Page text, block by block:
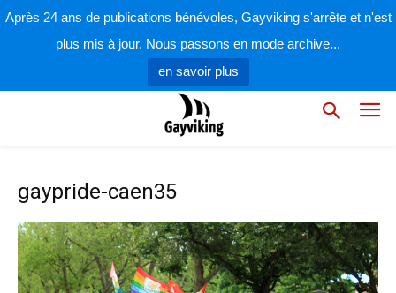
Après 24 ans de publications bénévoles, Gayviking s'arrête et n'est
plus mis à jour. Nous passons en mode archive...
en savoir plus
gaypride-caen35